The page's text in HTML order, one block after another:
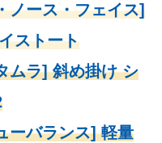
ノース・フェイス]
ストート
ムラ] 斜め掛け シ
ーバランス] 軽量